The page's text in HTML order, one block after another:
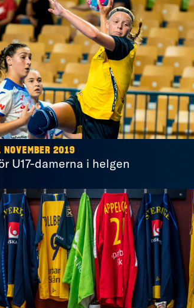
2019
U17-damerna i helgen